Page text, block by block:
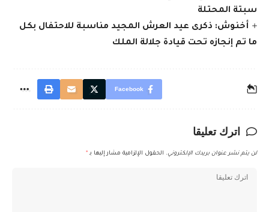
سبتة المحتلة
أخنوش: ذكرى عيد العرش المجيد مناسبة للاحتفال بكل
ما تم إنجازه تحت قيادة جلالة الملك
Facebook
اترك تعليقا
لن يتم نشر عنوان بريدك الإلكتروني. الحقول الإلزامية مشار إليها بـ *